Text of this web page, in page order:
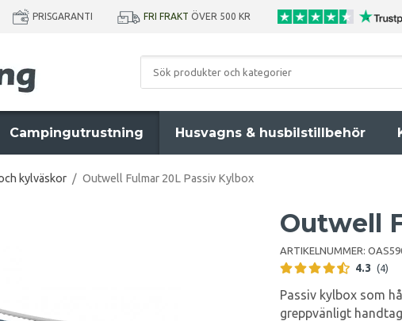
PRISGARANTI FRI FRAKT ÖVER 500 KR
Campingutrustning Husvagns & husbilstillbehör
kylväskor / Outwell Fulmar 20L Passiv Kylbox
Outwell
ARTIKELNUMMER:
4.3 (4)
Passiv kylbox som
greppvänligt